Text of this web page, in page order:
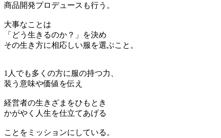
商品開発プロデュースも行う。
大事なことは
「どう生きるのか？」を決め
その生き方に相応しい服を選ぶこと。
1人でも多くの方に服の持つ力、
装う意味や価値を伝え
経営者の生きざまをひもとき
かがやく人生を仕立てあげる
ことをミッションにしている。